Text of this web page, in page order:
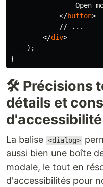
Open
</button>
            // ...
</div>
);
}
🛠 Précisions
détails et
d'accessibilité
La balise <dialog>
aussi bien une boîte
modale, le tout en
d'accessibilités pour